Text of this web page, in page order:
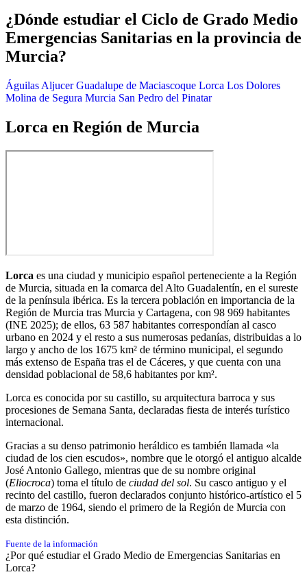
¿Dónde estudiar el Ciclo de Grado Medio
Emergencias Sanitarias en la provincia de
Murcia?
Águilas Aljucer Guadalupe de Maciascoque Lorca Los Dolores
Molina de Segura Murcia San Pedro del Pinatar
Lorca en Región de Murcia
Lorca es una ciudad y municipio español perteneciente a la Región
de Murcia, situada en la comarca del Alto Guadalentín, en el sureste
de la península ibérica. Es la tercera población en importancia de la
Región de Murcia tras Murcia y Cartagena, con 98 969 habitantes
(INE 2025);​ de ellos, 63 587 habitantes correspondían al casco
urbano en 2024​ y el resto a sus numerosas pedanías, distribuidas a lo
largo y ancho de los 1675 km² de término municipal,​ el segundo
más extenso de España tras el de Cáceres, y que cuenta con una
densidad poblacional de 58,6 habitantes por km².
Lorca es conocida por su castillo, su arquitectura barroca y sus
procesiones de Semana Santa, declaradas fiesta de interés turístico
internacional.
Gracias a su denso patrimonio heráldico es también llamada «la
ciudad de los cien escudos», nombre que le otorgó el antiguo alcalde
José Antonio Gallego,​​ mientras que de su nombre original
(Eliocroca) toma el título de ciudad del sol.​​​ Su casco antiguo y el
recinto del castillo,​ fueron declarados conjunto histórico-artístico el 5
de marzo de 1964,​ siendo el primero de la Región de Murcia con
esta distinción.​​
Fuente de la información
¿Por qué estudiar el Grado Medio de Emergencias Sanitarias en
Lorca?